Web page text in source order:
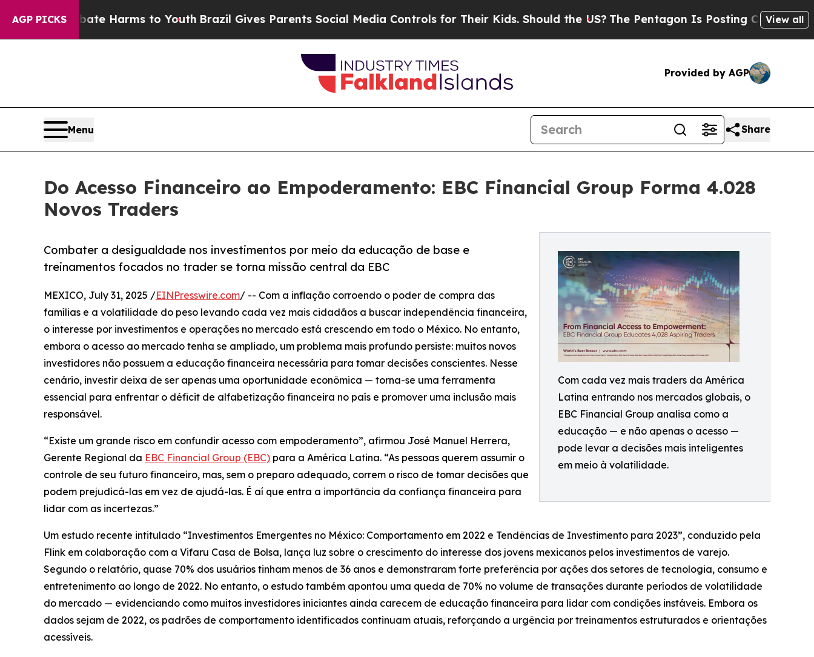
AGP PICKSHarms to YouthBrazil Gives Parents Social Media Controls for Their Kids. Should the US?The Pentagon Is Posting Cryptic Biblical View all
Provided by AGP
Menu Share
Do Acesso Financeiro ao Empoderamento: EBC Financial Group Forma 4.028
Novos Traders
Com cada vez mais traders da América
Latina entrando nos mercados globais, o
EBC Financial Group analisa como a
educação — e não apenas o acesso —
pode levar a decisões mais inteligentes
em meio à volatilidade.
Combater a desigualdade nos investimentos por meio da educação de base e
treinamentos focados no trader se torna missão central da EBC
MEXICO, July 31, 2025 /EINPresswire.com/ -- Com a inflação corroendo o poder de compra das
famílias e a volatilidade do peso levando cada vez mais cidadãos a buscar independência financeira,
o interesse por investimentos e operações no mercado está crescendo em todo o México. No entanto,
embora o acesso ao mercado tenha se ampliado, um problema mais profundo persiste: muitos novos
investidores não possuem a educação financeira necessária para tomar decisões conscientes. Nesse
cenário, investir deixa de ser apenas uma oportunidade econômica — torna-se uma ferramenta
essencial para enfrentar o déficit de alfabetização financeira no país e promover uma inclusão mais
responsável.
“Existe um grande risco em confundir acesso com empoderamento”, afirmou José Manuel Herrera,
Gerente Regional da EBC Financial Group (EBC) para a América Latina. “As pessoas querem assumir o
controle de seu futuro financeiro, mas, sem o preparo adequado, correm o risco de tomar decisões que
podem prejudicá-las em vez de ajudá-las. É aí que entra a importância da confiança financeira para
lidar com as incertezas.”
Um estudo recente intitulado “Investimentos Emergentes no México: Comportamento em 2022 e Tendências de Investimento para 2023”, conduzido pela
Flink em colaboração com a Vifaru Casa de Bolsa, lança luz sobre o crescimento do interesse dos jovens mexicanos pelos investimentos de varejo.
Segundo o relatório, quase 70% dos usuários tinham menos de 36 anos e demonstraram forte preferência por ações dos setores de tecnologia, consumo e
entretenimento ao longo de 2022. No entanto, o estudo também apontou uma queda de 70% no volume de transações durante períodos de volatilidade
do mercado — evidenciando como muitos investidores iniciantes ainda carecem de educação financeira para lidar com condições instáveis. Embora os
dados sejam de 2022, os padrões de comportamento identificados continuam atuais, reforçando a urgência por treinamentos estruturados e orientações
acessíveis.